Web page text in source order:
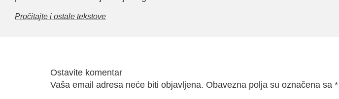
Pročitajte i ostale tekstove
Ostavite komentar
Vaša email adresa neće biti objavljena. Obavezna polja su označena sa *